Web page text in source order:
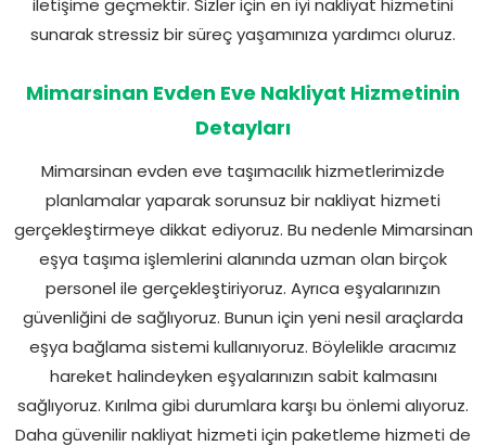
iletişime geçmektir. Sizler için en iyi nakliyat hizmetini
sunarak stressiz bir süreç yaşamınıza yardımcı oluruz.
Mimarsinan Evden Eve Nakliyat Hizmetinin
Detayları
Mimarsinan evden eve taşımacılık hizmetlerimizde
planlamalar yaparak sorunsuz bir nakliyat hizmeti
gerçekleştirmeye dikkat ediyoruz. Bu nedenle Mimarsinan
eşya taşıma işlemlerini alanında uzman olan birçok
personel ile gerçekleştiriyoruz. Ayrıca eşyalarınızın
güvenliğini de sağlıyoruz. Bunun için yeni nesil araçlarda
eşya bağlama sistemi kullanıyoruz. Böylelikle aracımız
hareket halindeyken eşyalarınızın sabit kalmasını
sağlıyoruz. Kırılma gibi durumlara karşı bu önlemi alıyoruz.
Daha güvenilir nakliyat hizmeti için paketleme hizmeti de